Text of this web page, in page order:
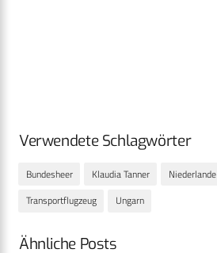
Verwendete Schlagwörter
Bundesheer Klaudia Tanner Niederlande
Transportflugzeug
Ungarn
Ähnliche Posts